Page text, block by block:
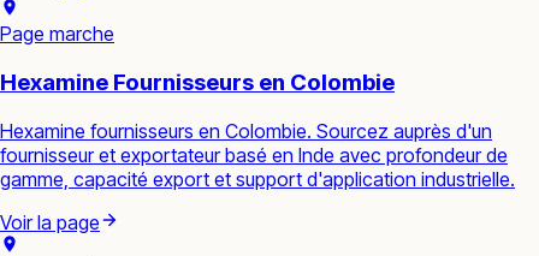
Page marche
Hexamine Fournisseurs en Colombie
Hexamine fournisseurs en Colombie. Sourcez auprès d'un
fournisseur et exportateur basé en Inde avec profondeur de
gamme, capacité export et support d'application industrielle.
Voir la page